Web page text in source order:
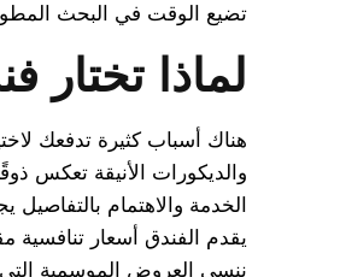
تضيع الوقت في البحث
لماذا تختار
هناك أسباب كثيرة تدفعك
والديكورات الأنيقة تعكس
الخدمة والاهتمام
يقدم الفندق أسعار تنافسية
ننسى العروض الموسمية